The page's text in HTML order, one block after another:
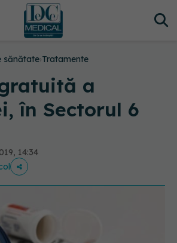
sănătate›Tratamente
a
în Sectorul 6
14:34